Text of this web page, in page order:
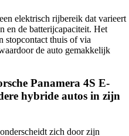
elektrisch rijbereik dat varieert
en de batterijcapaciteit. Het
stopcontact thuis of via
de auto gemakkelijk
Panamera 4S E-
hybride autos in zijn
zich door zijn